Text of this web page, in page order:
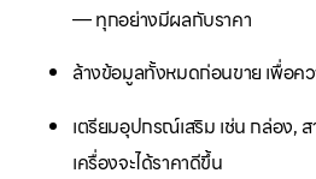
— ทุกอย่างมีผลกับราคา
ล้างข้อมูลทั้งหมดก่อนขาย เพื่อ
เตรียมอุปกรณ์เสริม เช่น กล่อง,
เครื่องจะได้ราคาดีขึ้น